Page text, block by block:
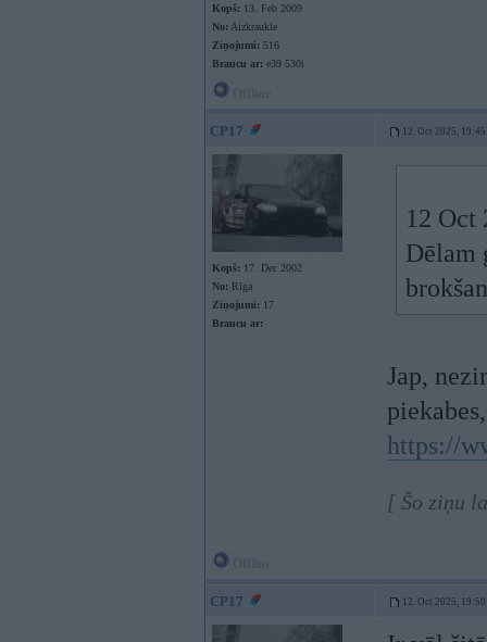
Kopš: 13. Feb 2009
No: Aizkraukle
Ziņojumi: 516
Braucu ar: e39 530i
CP17 12. Oct 2025, 19:45
Kopš: 17. Dec 2002
No: Rīga
Ziņojumi: 17
Braucu ar:
12 Oct
Dēlam
Jap,
https://
[ Šo ziņu
CP17 12. Oct 2025, 19:50